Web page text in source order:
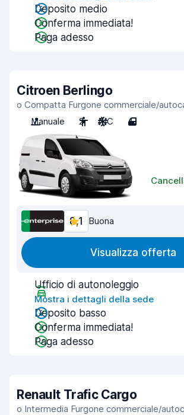
Deposito medio
Conferma immediata!
Paga adesso
Citroen Berlingo
o Compatta Furgone commerciale/
Manuale
2 A/C 4
8,1 Buona
Visualizza offerta
Ufficio di autonoleggio
Mostra i dettagli della sede
Deposito basso
Conferma immediata!
Paga adesso
Renault Trafic Cargo
o Intermedia Furgone commerciale/